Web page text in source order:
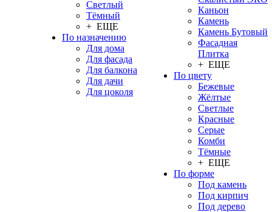
Светлый
Тёмный
+ ЕЩЕ
По назначению
Для дома
Для фасада
Для балкона
Для дачи
Для цоколя
Каньон
Камень
Камень Бутовый
Фасадная
Плитка
+ ЕЩЕ
По цвету
Бежевые
Жёлтые
Светлые
Красные
Серые
Комби
Тёмные
+ ЕЩЕ
По форме
Под камень
Под кирпич
Под дерево